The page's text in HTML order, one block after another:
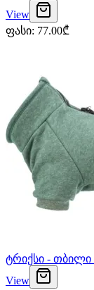
View
ფასი: 77.00₾
ტრიქსი - თბილი
View